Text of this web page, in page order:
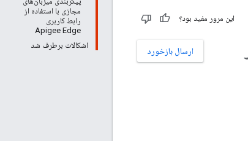
مجازی با استفاده از
رابط کاربری
Apigee Edge
اشکالات برطرف شد
این مرور مفید بود؟
ارسال بازخورد